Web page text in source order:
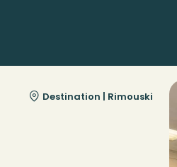
Destination | Rimouski